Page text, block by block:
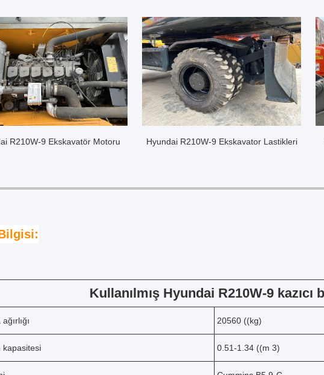
R210W-9 Ekskavatör Motoru Hyundai R210W-9 Ekskavator Lastikleri
Kullanılmış Hyundai R210W-9 kazıcı
20560 ((kg)
kapasitesi 0.51-1.34 ((m 3)